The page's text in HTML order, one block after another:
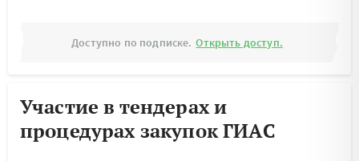
Доступно по подписке. Открыть доступ.
Участие в тендерах и
процедурах закупок ГИАС